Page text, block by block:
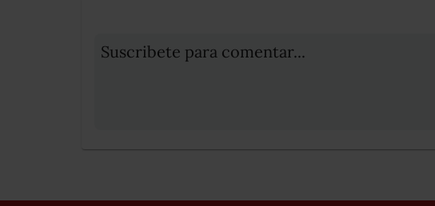
Suscribete para comentar...